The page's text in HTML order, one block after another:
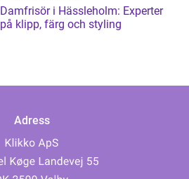
Damfrisör i Hässleholm: Experter
på klipp, färg och styling
Adress